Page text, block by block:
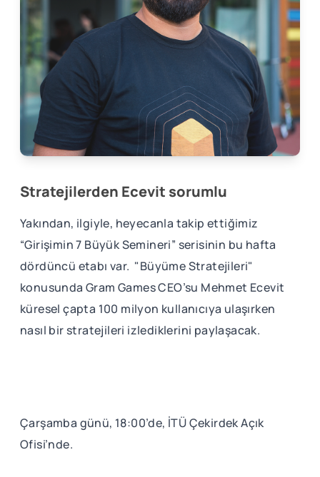
Stratejilerden Ecevit sorumlu
Yakından, ilgiyle, heyecanla takip ettiğimiz
“Girişimin 7 Büyük Semineri” serisinin bu hafta
dördüncü etabı var. "Büyüme Stratejileri"
konusunda Gram Games CEO’su Mehmet Ecevit
küresel çapta 100 milyon kullanıcıya ulaşırken
nasıl bir stratejileri izlediklerini paylaşacak.
Çarşamba günü, 18:00’de, İTÜ Çekirdek Açık
Ofisi’nde.